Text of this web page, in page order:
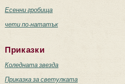
Есенни гробища
чети по-нататък
Приказки
Коледната звезда
Приказка за светулката